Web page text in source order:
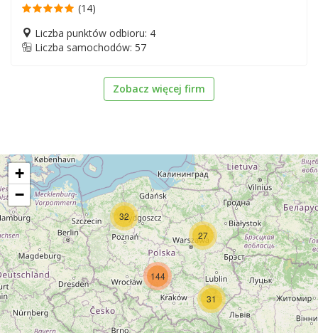
(14)
Liczba punktów odbioru: 4
Liczba samochodów: 57
Zobacz więcej firm
32
31
27
144
+
−